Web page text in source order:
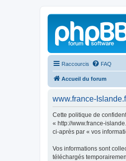
Raccourcis FAQ
Accueil du forum
www.france-
Cette politique de
« http://www.france-
ci-après par « vos
Vos informations sont
téléchargés